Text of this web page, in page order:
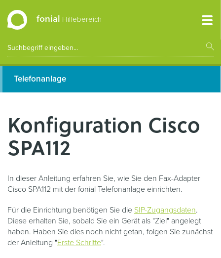
fonial Hilfebereich
Telefonanlage
Konfiguration Cisco
SPA112
In dieser Anleitung erfahren Sie, wie Sie den Fax-Adapter
Cisco SPA112 mit der fonial Telefonanlage einrichten.
Für die Einrichtung benötigen Sie die SIP-Zugangsdaten.
Diese erhalten Sie, sobald Sie ein Gerät als "Ziel" angelegt
haben. Haben Sie dies noch nicht getan, folgen Sie zunächst
der Anleitung "Erste Schritte".